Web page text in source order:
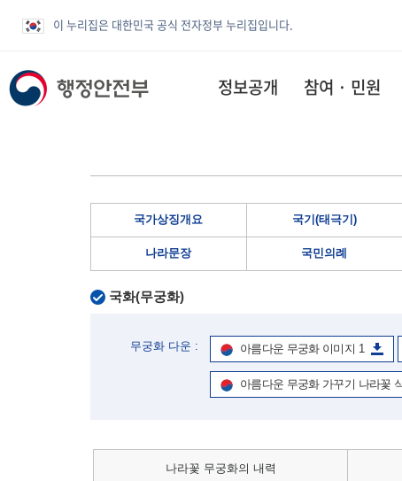
이 누리집은 대한민국 공식 전자정부 누리집입니다.
정보공개 참여 · 민원
국가상징개요 국기(태극기)
나라문장 국민의례
국화(무궁화)
무궁화 다운 : 아름다운 무궁화 이미지 1
아름다운 무궁화 가꾸기 나라꽃
나라꽃 무궁화의 내력